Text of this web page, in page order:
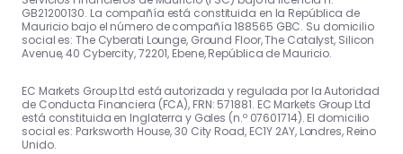
GB21200130. La compañía está constituida en la República de
Mauricio bajo el número de compañía 188565 GBC. Su domicilio
social es: The Cyberati Lounge, Ground Floor, The Catalyst, Silicon
Avenue, 40 Cybercity, 72201, Ebene, República de Mauricio.
EC Markets Group Ltd está autorizada y regulada por la Autoridad
de Conducta Financiera (FCA), FRN: 571881. EC Markets Group Ltd
está constituida en Inglaterra y Gales (n.º 07601714). El domicilio
social es: Parksworth House, 30 City Road, EC1Y 2AY, Londres, Reino
Unido.